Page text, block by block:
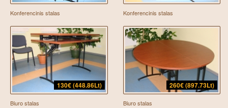
Konferencinis stalas Konferencinis stalas
130€ (448.86Lt)
Biuro stalas
260€ (897.73Lt)
Biuro stalas